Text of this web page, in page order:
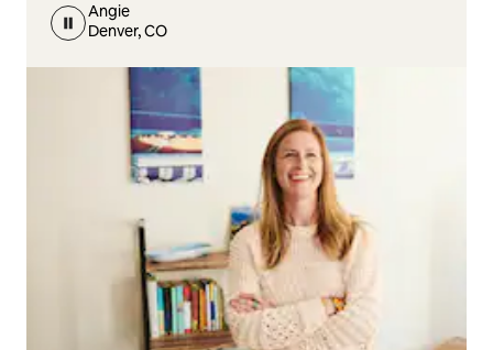
Angie
Denver, CO